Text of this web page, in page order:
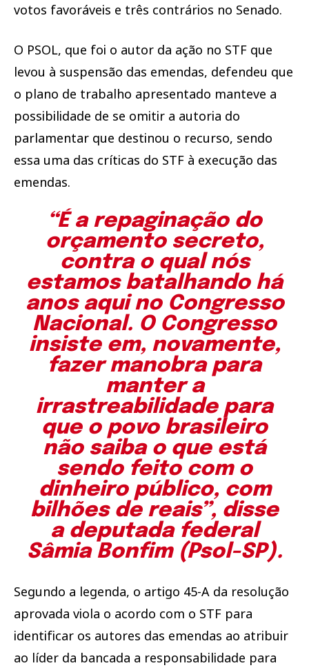
votos favoráveis e três contrários no Senado.
O PSOL, que foi o autor da ação no STF que
levou à suspensão das emendas, defendeu que
o plano de trabalho apresentado manteve a
possibilidade de se omitir a autoria do
parlamentar que destinou o recurso, sendo
essa uma das críticas do STF à execução das
emendas.
“É a repaginação do
orçamento secreto,
contra o qual nós
estamos batalhando há
anos aqui no Congresso
Nacional. O Congresso
insiste em, novamente,
fazer manobra para
manter a
irrastreabilidade para
que o povo brasileiro
não saiba o que está
sendo feito com o
dinheiro público, com
bilhões de reais”, disse
a deputada federal
Sâmia Bonfim (Psol-SP).
Segundo a legenda, o artigo 45-A da resolução
aprovada viola o acordo com o STF para
identificar os autores das emendas ao atribuir
ao líder da bancada a responsabilidade para